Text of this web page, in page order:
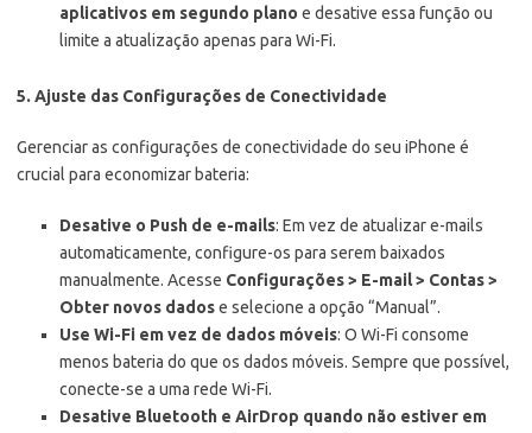
aplicativos em segundo plano e desative essa função ou
limite a atualização apenas para Wi-Fi.
5. Ajuste das Configurações de Conectividade
Gerenciar as configurações de conectividade do seu iPhone é
crucial para economizar bateria:
Desative o Push de e-mails: Em vez de atualizar e-mails
automaticamente, configure-os para serem baixados
manualmente. Acesse Configurações > E-mail > Contas >
Obter novos dadose selecione a opção “Manual”.
Use Wi-Fi em vez de dados móveis: O Wi-Fi consome
menos bateria do que os dados móveis. Sempre que possível,
conecte-se a uma rede Wi-Fi.
Desative Bluetooth e AirDrop quando não estiver em